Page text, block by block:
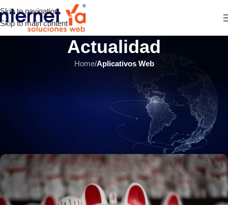
Skip to navigation
Skip to main content
Actualidad
Home/Aplicativos Web
SITIOS WEB ÚLTIMOS ARTÍCULOS
Plataformas eCommerce
Gratuitas: ¿Cuál es la mejor
opción?
INTERNET YA Soluciones Web el 8 diciembre, 2020